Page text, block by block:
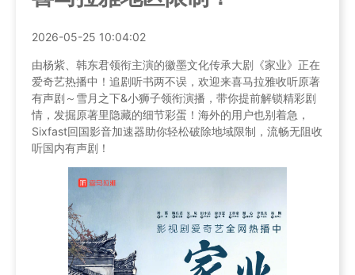
2026-05-25 10:04:02
由杨紫、韩东君领衔主演的徽墨文化传承大剧《家业》正在
爱奇艺热播中！追剧听书两不误，欢迎来喜马拉雅收听原著
有声剧～雪月之下&小狮子领衔演播，带你提前解锁精彩剧
情，发掘原著里隐藏的细节彩蛋！海外的用户也别着急，
Sixfast回国影音加速器助你轻松破除地域限制，流畅无阻收
听国内有声剧！